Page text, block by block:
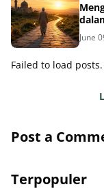
June
Failed to load posts.
Post a
Terpopuler